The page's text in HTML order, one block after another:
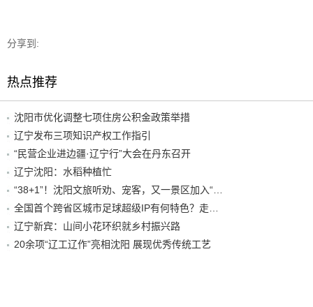
分享到:
热点推荐
沈阳市优化调整七项住房公积金政策举措
辽宁发布三项知识产权工作指引
“民营企业进边疆·辽宁行”大会在丹东召开
辽宁沈阳：水稻种植忙
辽宁新宾：山间小花环织就乡村振兴路
20余项“辽工辽作”亮相沈阳 展现优秀传统工艺